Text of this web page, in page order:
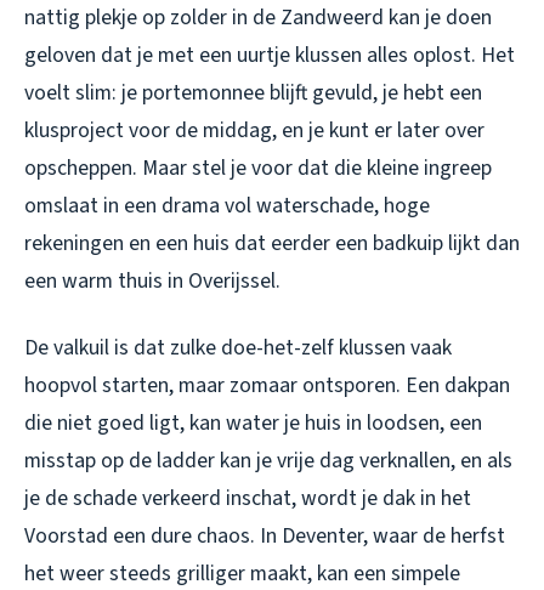
nattig plekje op zolder in de Zandweerd kan je doen
geloven dat je met een uurtje klussen alles oplost. Het
voelt slim: je portemonnee blijft gevuld, je hebt een
klusproject voor de middag, en je kunt er later over
opscheppen. Maar stel je voor dat die kleine ingreep
omslaat in een drama vol waterschade, hoge
rekeningen en een huis dat eerder een badkuip lijkt dan
een warm thuis in Overijssel.
De valkuil is dat zulke doe-het-zelf klussen vaak
hoopvol starten, maar zomaar ontsporen. Een dakpan
die niet goed ligt, kan water je huis in loodsen, een
misstap op de ladder kan je vrije dag verknallen, en als
je de schade verkeerd inschat, wordt je dak in het
Voorstad een dure chaos. In Deventer, waar de herfst
het weer steeds grilliger maakt, kan een simpele